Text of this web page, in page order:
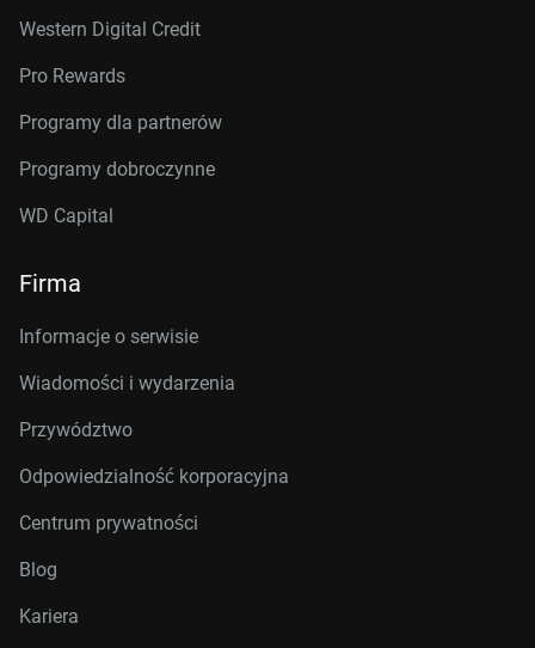
Western Digital Credit
Pro Rewards
Programy dla partnerów
Programy dobroczynne
WD Capital
Firma
Informacje o serwisie
Wiadomości i wydarzenia
Przywództwo
Odpowiedzialność korporacyjna
Centrum prywatności
Blog
Kariera